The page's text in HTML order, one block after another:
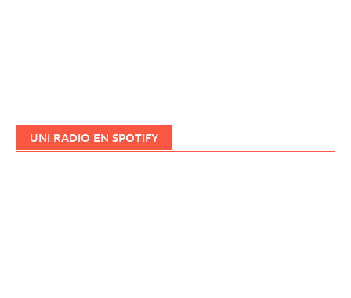
UNI RADIO EN SPOTIFY